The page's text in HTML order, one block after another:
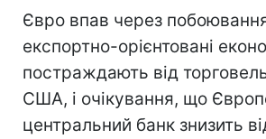
Євро впав через
експортно-орієнтовані
постраждають від
США, і очікування, що
центральний банк знизить